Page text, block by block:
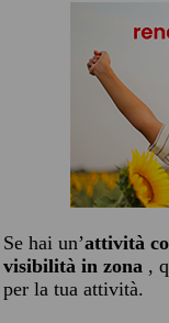
Se hai un’attività
visibilità in zona ,
per la tua attività.